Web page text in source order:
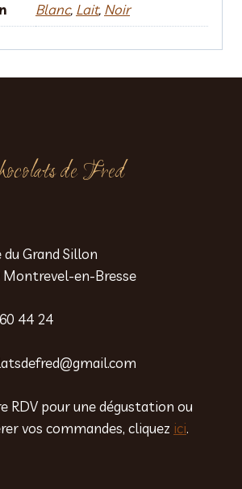
Blanc, Lait, Noir
de Fred
du Grand Sillon
en-Bresse
44 24
RDV pour une dégustation ou
vos commandes, cliquez ici.